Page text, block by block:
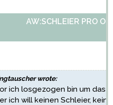
AW:SCHLEIER PRO
wrote:
ich losgezogen bin um das
ich will keinen Schleier,